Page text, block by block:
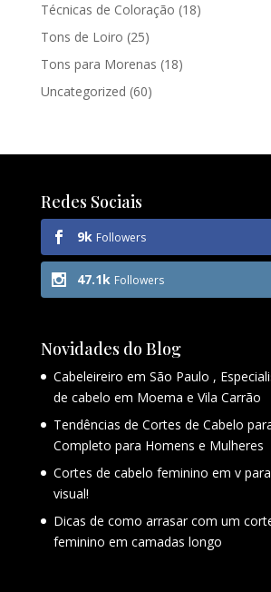
Técnicas de Coloração (18)
Tons de Loiro (25)
Tons para Morenas (18)
Uncategorized (60)
Redes Sociais
9k Followers
47.1k Followers
Novidades do Blog
Cabeleireiro em São Paulo ,
de cabelo em Moema e Vila Carrão
Tendências de Cortes de Cabelo
Completo para Homens e Mulheres
Cortes de cabelo feminino em v
visual!
Dicas de como arrasar com um
feminino em camadas longo